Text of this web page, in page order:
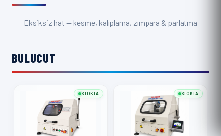
Eksiksiz hat — kesme, kalıplama, zımpara & parlatma
BULUCUT
STOKTA STOKTA